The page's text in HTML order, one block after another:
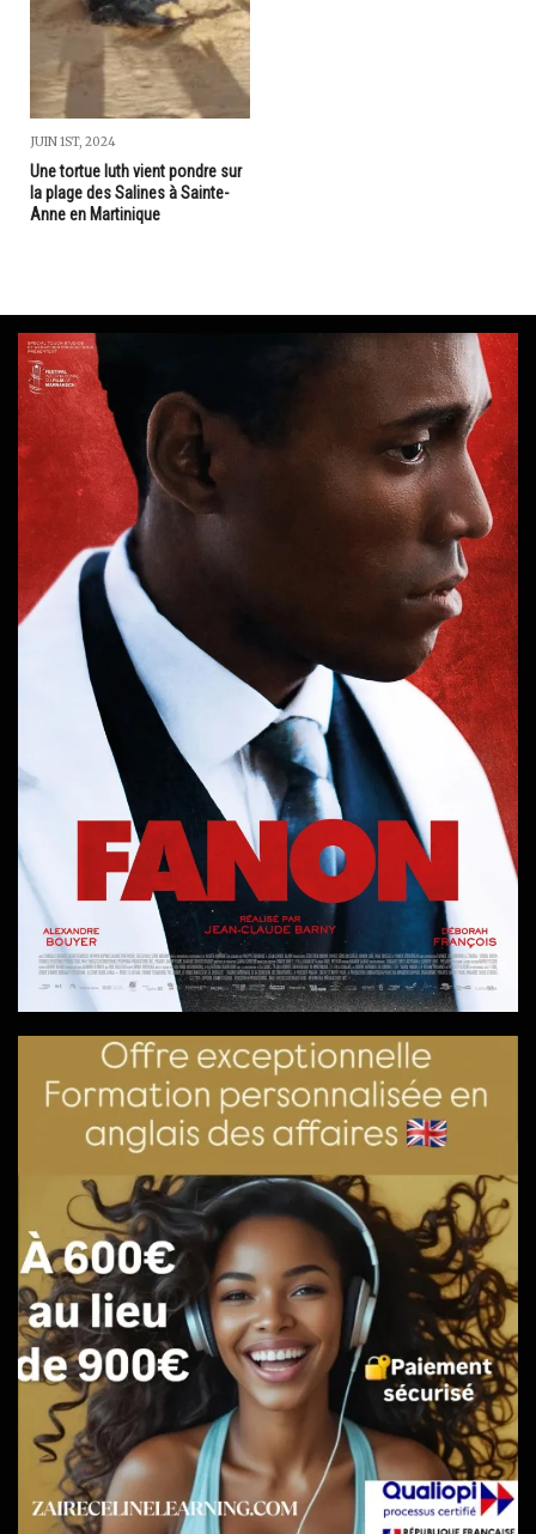
JUIN 1ST, 2024
Une tortue luth vient pondre sur
la plage des Salines à Sainte-
Anne en Martinique